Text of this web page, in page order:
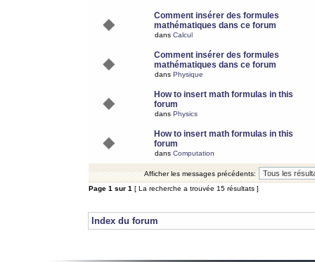
Comment insérer des formules
mathématiques dans ce forum
dans Calcul
Comment insérer des formules
mathématiques dans ce forum
dans Physique
How to insert math formulas in this
forum
dans Physics
How to insert math formulas in this
forum
dans Computation
Afficher les messages précédents:
Page 1 sur 1 [ La recherche a trouvée 15 résultats ]
Index du forum